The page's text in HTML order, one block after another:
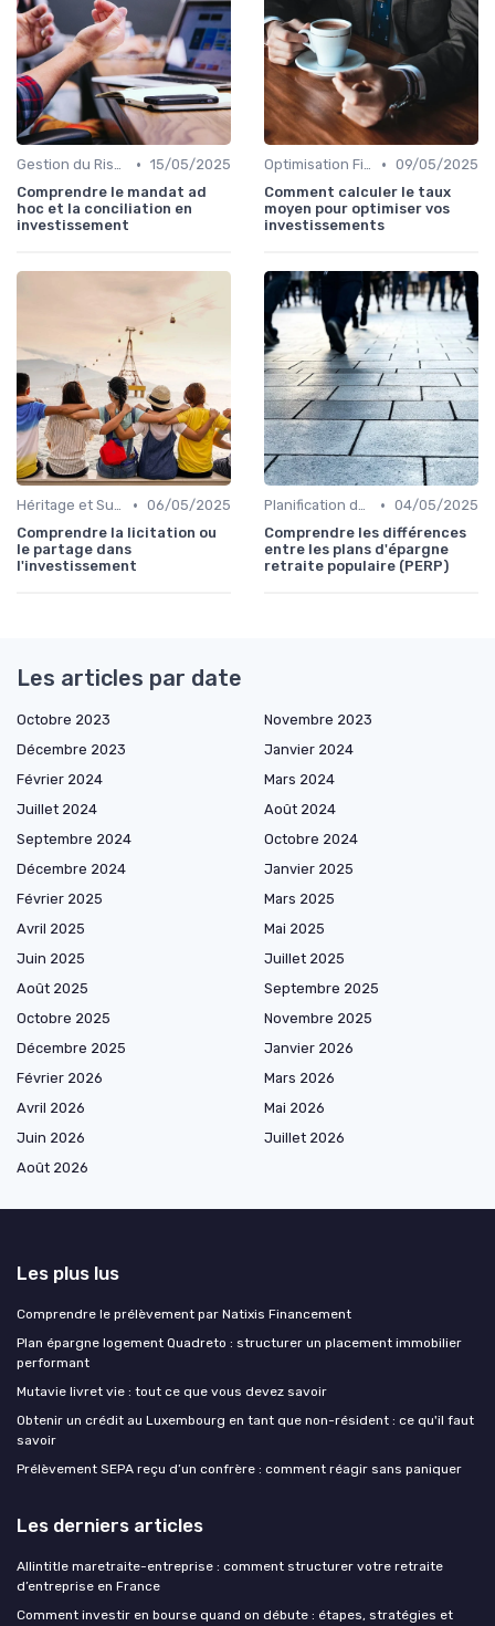
Gestion du Risque Financier • 15/05/2025
Comprendre le mandat ad
hoc et la conciliation en
investissement
Optimisation Fiscale • 09/05/2025
Comment calculer le taux
moyen pour optimiser vos
investissements
Héritage et Succession • 06/05/2025
Comprendre la licitation ou
le partage dans
l'investissement
Planification de la Retraite • 04/05/2025
Comprendre les différences
entre les plans d'épargne
retraite populaire (PERP)
Les articles par date
Octobre 2023
Novembre 2023
Décembre 2023
Janvier 2024
Février 2024
Mars 2024
Juillet 2024
Août 2024
Septembre 2024
Octobre 2024
Décembre 2024
Janvier 2025
Février 2025
Mars 2025
Avril 2025
Mai 2025
Juin 2025
Juillet 2025
Août 2025
Septembre 2025
Octobre 2025
Novembre 2025
Décembre 2025
Janvier 2026
Février 2026
Mars 2026
Avril 2026
Mai 2026
Juin 2026
Juillet 2026
Août 2026
Les plus lus
Comprendre le prélèvement par Natixis Financement
Plan épargne logement Quadreto : structurer un placement immobilier
performant
Mutavie livret vie : tout ce que vous devez savoir
Obtenir un crédit au Luxembourg en tant que non-résident : ce qu'il faut
savoir
Prélèvement SEPA reçu d’un confrère : comment réagir sans paniquer
Les derniers articles
Allintitle maretraite-entreprise : comment structurer votre retraite
d’entreprise en France
Comment investir en bourse quand on débute : étapes, stratégies et